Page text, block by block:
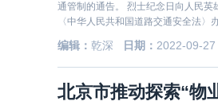
通管制的通告。 烈士纪念日向人民
〈中华人民共和国道路交通安全法
编辑： 乾深 日期： 2022-09-27
北京市推动探索“物